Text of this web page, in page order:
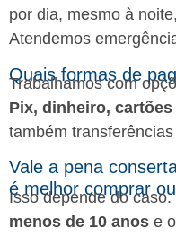
por dia, mesmo à
Atendemos
Quais formas de
Trabalhamos com
Pix, dinheiro,
também
Vale a pena
é melhor comprar
Isso depende do
menos de 10 anos e